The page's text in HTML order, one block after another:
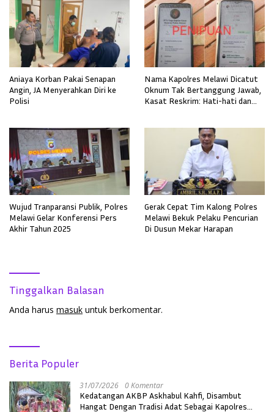
Aniaya Korban Pakai Senapan
Angin, JA Menyerahkan Diri ke
Polisi
Nama Kapolres Melawi Dicatut
Oknum Tak Bertanggung Jawab,
Kasat Reskrim: Hati-hati dan
Wujud Tranparansi Publik, Polres
Melawi Gelar Konferensi Pers
Akhir Tahun 2025
Gerak Cepat Tim Kalong Polres
Melawi Bekuk Pelaku Pencurian
Di Dusun Mekar Harapan
Tinggalkan Balasan
Anda harus masuk untuk berkomentar.
Berita Populer
31/07/2026 0 Komentar
Kedatangan AKBP Askhabul Kahfi, Disambut
Hangat Dengan Tradisi Adat Sebagai Kapolres